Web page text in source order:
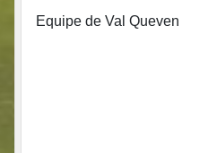
Equipe de Val Queven